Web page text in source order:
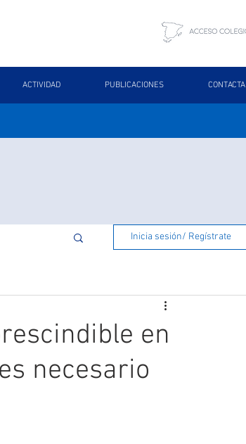
ACTIVIDAD PUBLICACIONES CONTACTA
Inicia sesión/ Regístrate
en
necesario